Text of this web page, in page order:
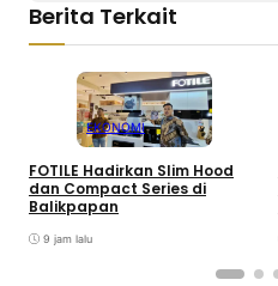
Berita Terkait
EKONOMI
FOTILE Hadirkan Slim Hood
dan Compact Series di
Balikpapan
9 jam lalu